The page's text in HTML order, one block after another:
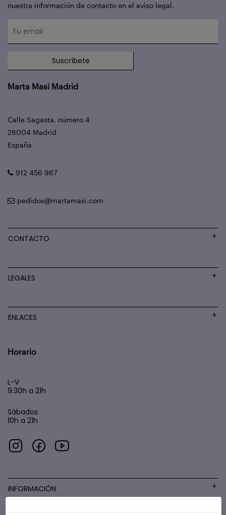
nuestra información de contacto en el aviso legal.
Suscríbete
Marta Masi Madrid
Calle Sagasta, número 4
28004 Madrid
España
912 456 967
pedidos@martamasi.com
CONTACTO
LEGALES
ENLACES
Horario
L-V
9:30h a 21h
Sábados
10h a 21h
INFORMACIÓN